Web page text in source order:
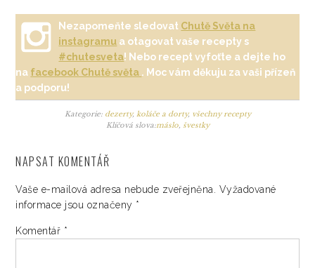
Nezapomeňte sledovat Chutě Světa na
instagramu a otagovat vaše recepty s
#chutesveta! Nebo recept vyfoťte a dejte ho
na facebook Chutě světa . Moc vám děkuju za vaši přízeň
a podporu!
Kategorie: dezerty, koláče a dorty, všechny recepty
Klíčová slova:máslo, švestky
NAPSAT KOMENTÁŘ
Vaše e-mailová adresa nebude zveřejněna.
Vyžadované
informace jsou označeny *
Komentář *